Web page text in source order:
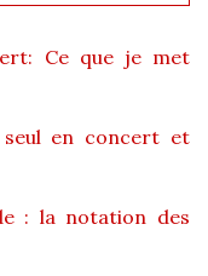
Ce que je met
en concert et
: la notation des